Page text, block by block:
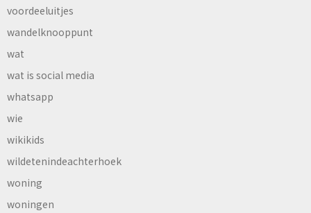
voordeeluitjes
wandelknooppunt
wat
wat is social media
whatsapp
wie
wikikids
wildetenindeachterhoek
woning
woningen